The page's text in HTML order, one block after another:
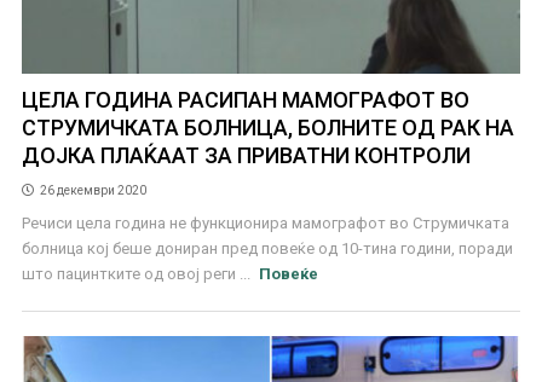
ЦЕЛА ГОДИНА РАСИПАН МАМОГРАФОТ ВО
СТРУМИЧКАТА БОЛНИЦА, БОЛНИТЕ ОД РАК НА
ДОЈКА ПЛАЌААТ ЗА ПРИВАТНИ КОНТРОЛИ
26 декември 2020
Речиси цела година не функционира мамографот во Струмичката
болница кој беше дониран пред повеќе од 10-тина години, поради
што пацинтките од овој реги ...
Повеќе